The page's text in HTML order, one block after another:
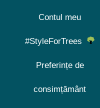
Contul meu
#StyleForTrees
Preferințe de
consimțământ